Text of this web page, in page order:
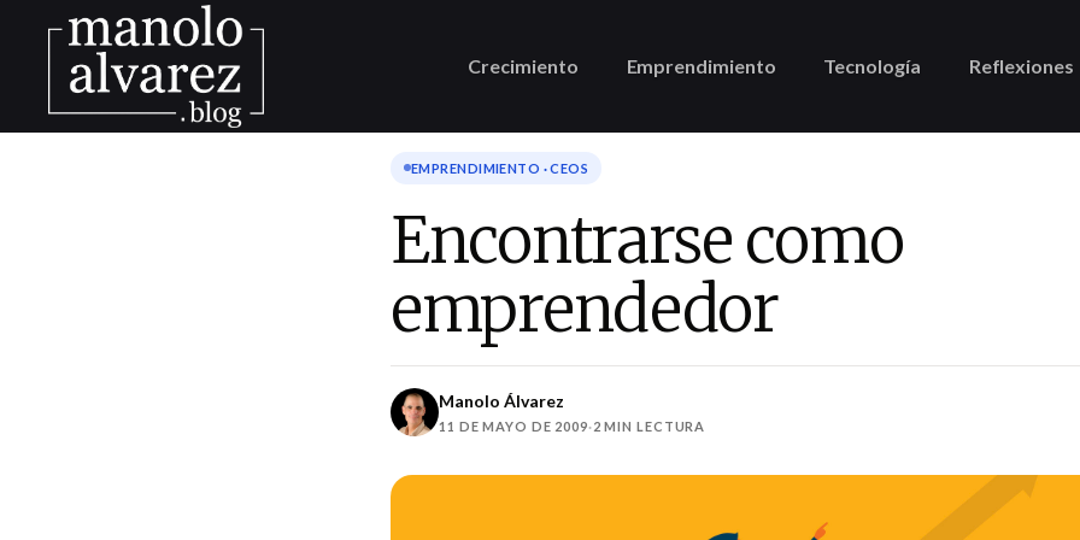
Crecimiento Emprendimiento Tecnología Reflexiones
EMPRENDIMIENTO · CEOS
Encontrarse como
emprendedor
Manolo Álvarez
11 DE MAYO DE 2009·2 MIN LECTURA